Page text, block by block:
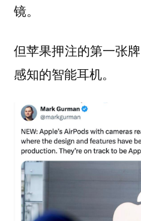
镜。
但苹果押注的第一张
感知的智能耳机。